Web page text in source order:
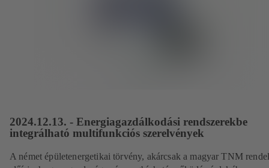
2024.12.13. - Energiagazdálkodási rendszerekbe
integrálható multifunkciós szerelvények
A német épületenergetikai törvény, akárcsak a magyar TNM